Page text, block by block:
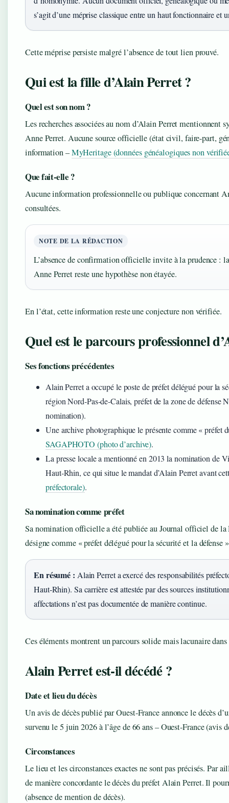
s’agit d’une méprise classique entre un haut fonctionnaire et
Cette méprise persiste malgré l’absence de tout lien prouvé.
Qui est la fille d’Alain Perret ?
Quel est son nom ?
Les recherches associées au nom d’Alain Perret mentionnent
Anne Perret. Aucune source officielle (état civil, faire-part,
information –MyHeritage (données généalogiques non
Que fait‑elle ?
Aucune information professionnelle ou publique concernant
consultées.
NOTE DE LA RÉDACTION
L’absence de confirmation officielle invite à la prudence :
Anne Perret reste une hypothèse non étayée.
En l’état, cette information reste une conjecture non vérifiée.
Quel est le parcours professionnel
Ses fonctions précédentes
Alain Perret a occupé le poste de préfet délégué pour la
région Nord‑Pas‑de‑Calais, préfet de la zone de
nomination).
Une archive photographique le présente comme « préfet
SAGAPHOTO (photo d’archive).
La presse locale a mentionné en 2013 la nomination de
Haut‑Rhin, ce qui situe le mandat d’Alain Perret avant
préfectorale).
Sa nomination comme préfet
Sa nomination officielle a été publiée au Journal officiel de
désigne comme « préfet délégué pour la sécurité et la défense
En résumé : Alain Perret a exercé des responsabilités
Haut‑Rhin). Sa carrière est attestée par des sources
affectations n’est pas documentée de manière continue.
Ces éléments montrent un parcours solide mais lacunaire
Alain Perret est‑il décédé ?
Date et lieu du décès
Un avis de décès publié par Ouest‑France annonce le décès
survenu le 5 juin 2026 à l’âge de 66 ans – Ouest‑France (avis
Circonstances
Le lieu et les circonstances exactes ne sont pas précisés. Par
de manière concordante le décès du préfet Alain Perret. Il
(absence de mention de décès).